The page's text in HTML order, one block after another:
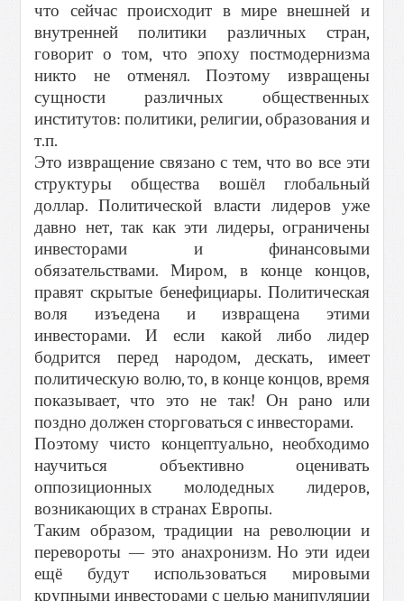
что сейчас происходит в мире внешней и
внутренней политики различных стран,
говорит о том, что эпоху постмодернизма
никто не отменял. Поэтому извращены
сущности различных общественных
институтов: политики, религии, образования и
т.п.
Это извращение связано с тем, что во все эти
структуры общества вошёл глобальный
доллар. Политической власти лидеров уже
давно нет, так как эти лидеры, ограничены
инвесторами и финансовыми
обязательствами. Миром, в конце концов,
правят скрытые бенефициары. Политическая
воля изъедена и извращена этими
инвесторами. И если какой либо лидер
бодрится перед народом, дескать, имеет
политическую волю, то, в конце концов, время
показывает, что это не так! Он рано или
поздно должен сторговаться с инвесторами.
Поэтому чисто концептуально, необходимо
научиться объективно оценивать
оппозиционных молодедных лидеров,
возникающих в странах Европы.
Таким образом, традиции на революции и
перевороты — это анахронизм. Но эти идеи
ещё будут использоваться мировыми
крупными инвесторами с целью манипуляции